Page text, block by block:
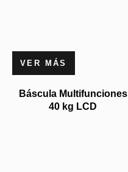
VER MÁS
Báscula Multifunciones
40 kg LCD